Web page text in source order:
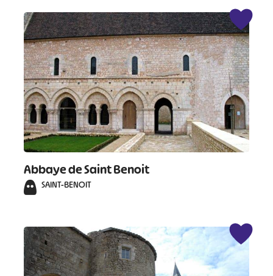
Abbaye de Saint Benoit
SAINT-BENOIT